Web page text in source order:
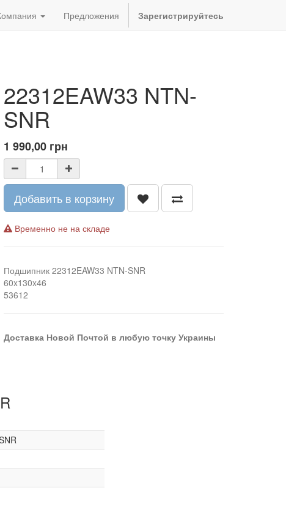
Предложения Зарегистрируйтесь
22312EAW33 NTN-
SNR
1 990,00 грн
Добавить в корзину
Временно не на складе
Подшипник 22312EAW33 NTN-SNR
60x130x46
53612
Доставка Новой Почтой в любую точку Украины